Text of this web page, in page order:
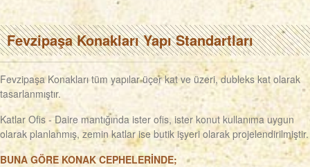
Fevzipaşa Konakları Yapı Standartları
Fevzipaşa Konakları tüm yapılar üçer kat ve üzeri, dubleks kat olarak
tasarlanmıştır.
Katlar Ofis - Daire mantığında ister ofis, ister konut kullanıma uygun
olarak planlanmış, zemin katlar ise butik işyeri olarak projelendirilmiştir.
BUNA GÖRE KONAK CEPHELERİNDE;